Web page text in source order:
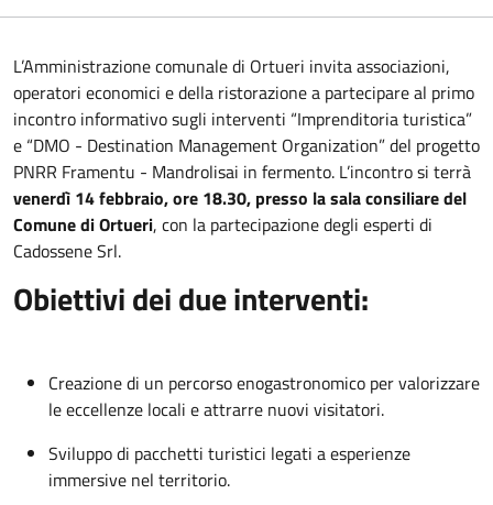
L’Amministrazione comunale di Ortueri invita associazioni,
operatori economici e della ristorazione a partecipare al primo
incontro informativo sugli interventi “Imprenditoria turistica”
e “DMO - Destination Management Organization” del progetto
PNRR Framentu - Mandrolisai in fermento. L’incontro si terrà
venerdì 14 febbraio, ore 18.30, presso la sala consiliare del
Comune di Ortueri, con la partecipazione degli esperti di
Cadossene Srl.
Obiettivi dei due interventi:
Creazione di un percorso enogastronomico per valorizzare
le eccellenze locali e attrarre nuovi visitatori.
Sviluppo di pacchetti turistici legati a esperienze
immersive nel territorio.